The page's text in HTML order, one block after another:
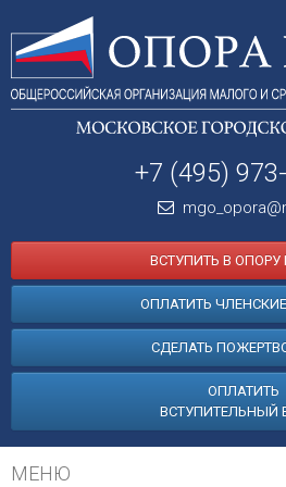
+7 (495)
ВСТУПИТЬ В ОПОРУ
ОПЛАТИТЬ
СДЕЛАТЬ
ОПЛАТИТЬ
ВСТУПИТЕЛЬНЫЙ
МЕНЮ